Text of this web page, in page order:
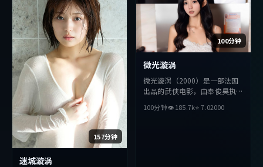
157分钟
迷城漩涡
100分钟
微光漩涡
微光漩涡（2000）是一部法国
出品的武侠电影，由奉俊昊执
薛景求等主演。影片在叙事与视
100分钟👁185.7k⭐7.02000